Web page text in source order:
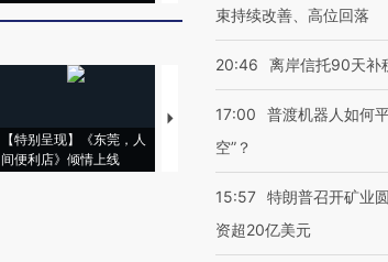
【特别呈现】《东莞，人
间便利店》倾情上线
【推广】走进第四届链博
会，让数智科技“链”接产
束持续改善、高位回落
20:46 离岸信托90天补
17:00
普渡机器人如何
空”？
15:57 特朗普召开矿业
资超20亿美元